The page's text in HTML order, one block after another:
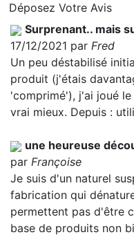
Déposez Votre Avis
Surprenant.. mais
17/12/2021 par Fred
Un peu déstabilisé
produit (j'étais
'comprimé'), j'ai joué
vrai mieux. Depuis :
une heureuse
par Françoise
Je suis d'un naturel
fabrication qui
permettent pas d'être
base de produits non